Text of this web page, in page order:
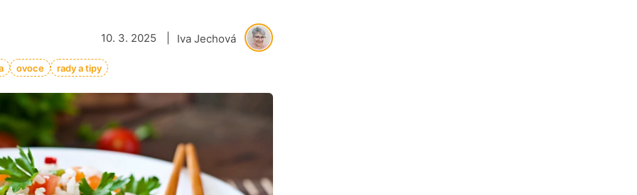
Iva Jechová
10. 3. 2025
ovoce rady a tipy